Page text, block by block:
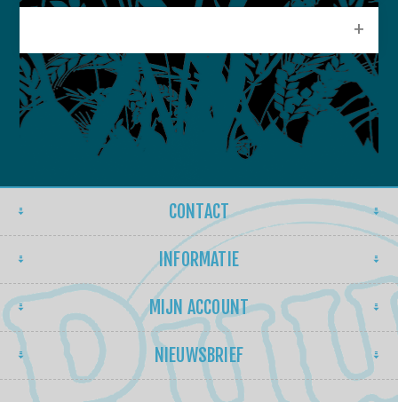
CONTACT
INFORMATIE
MIJN ACCOUNT
NIEUWSBRIEF